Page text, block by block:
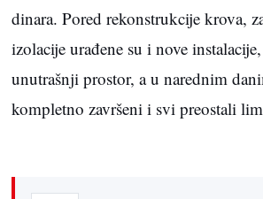
dinara. Pored rekonstrukcije krova,
izolacije urađene su i nove
unutrašnji prostor, a u narednim
kompletno završeni i svi preostali